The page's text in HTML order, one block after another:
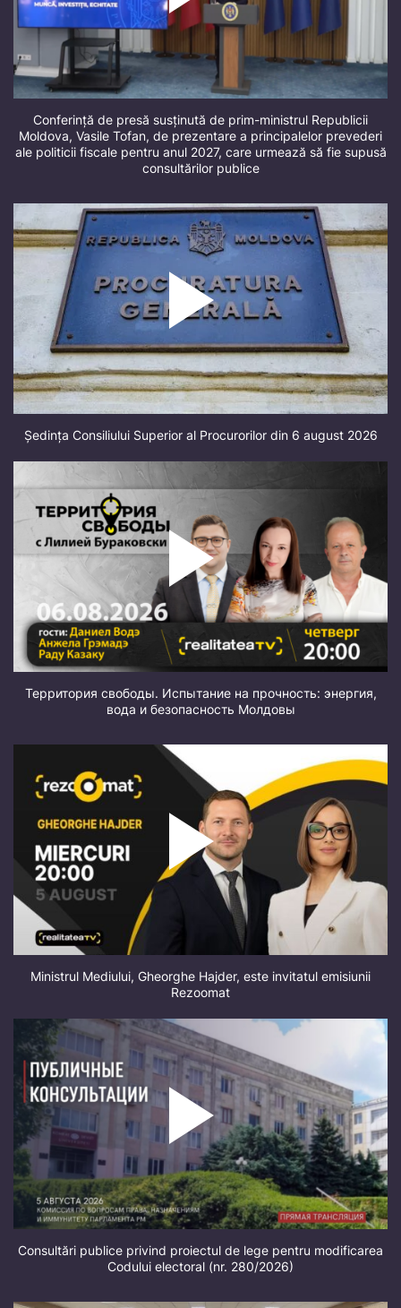
Conferință de presă susținută de prim-ministrul Republicii
Moldova, Vasile Tofan, de prezentare a principalelor prevederi
ale politicii fiscale pentru anul 2027, care urmează să fie supusă
consultărilor publice
Ședința Consiliului Superior al Procurorilor din 6 august 2026
Территория свободы. Испытание на прочность: энергия,
вода и безопасность Молдовы
Ministrul Mediului, Gheorghe Hajder, este invitatul emisiunii
Rezoomat
Consultări publice privind proiectul de lege pentru modificarea
Codului electoral (nr. 280/2026)